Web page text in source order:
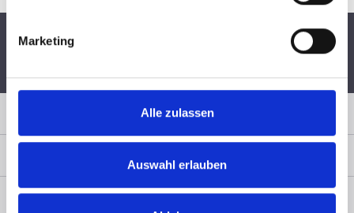
Marketing
Alle zulassen
Auswahl erlauben
DHL
Widerrufsrecht
Fachberatung
Sicher Einkaufen
Service & Rechtliches